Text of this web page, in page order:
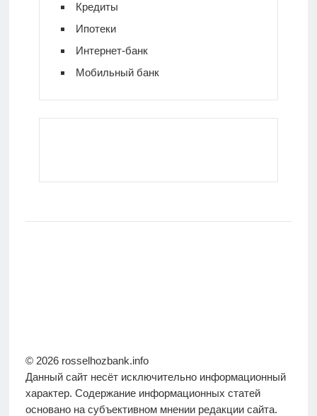
Кредиты
Ипотеки
Интернет-банк
Мобильный банк
© 2026 rosselhozbank.info
Данный сайт несёт исключительно информационный
характер. Содержание информационных статей
основано на субъективном мнении редакции сайта.